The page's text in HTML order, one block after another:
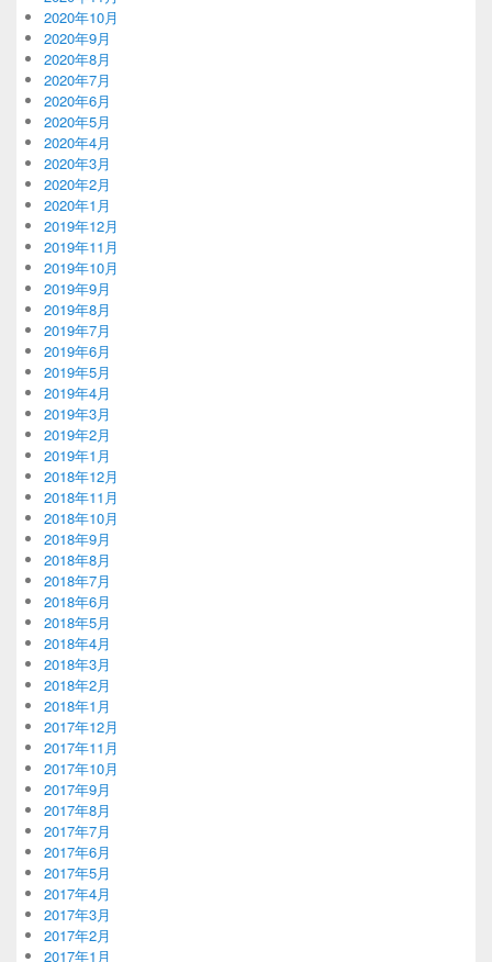
2020年10月
2020年9月
2020年8月
2020年7月
2020年6月
2020年5月
2020年4月
2020年3月
2020年2月
2020年1月
2019年12月
2019年11月
2019年10月
2019年9月
2019年8月
2019年7月
2019年6月
2019年5月
2019年4月
2019年3月
2019年2月
2019年1月
2018年12月
2018年11月
2018年10月
2018年9月
2018年8月
2018年7月
2018年6月
2018年5月
2018年4月
2018年3月
2018年2月
2018年1月
2017年12月
2017年11月
2017年10月
2017年9月
2017年8月
2017年7月
2017年6月
2017年5月
2017年4月
2017年3月
2017年2月
2017年1月